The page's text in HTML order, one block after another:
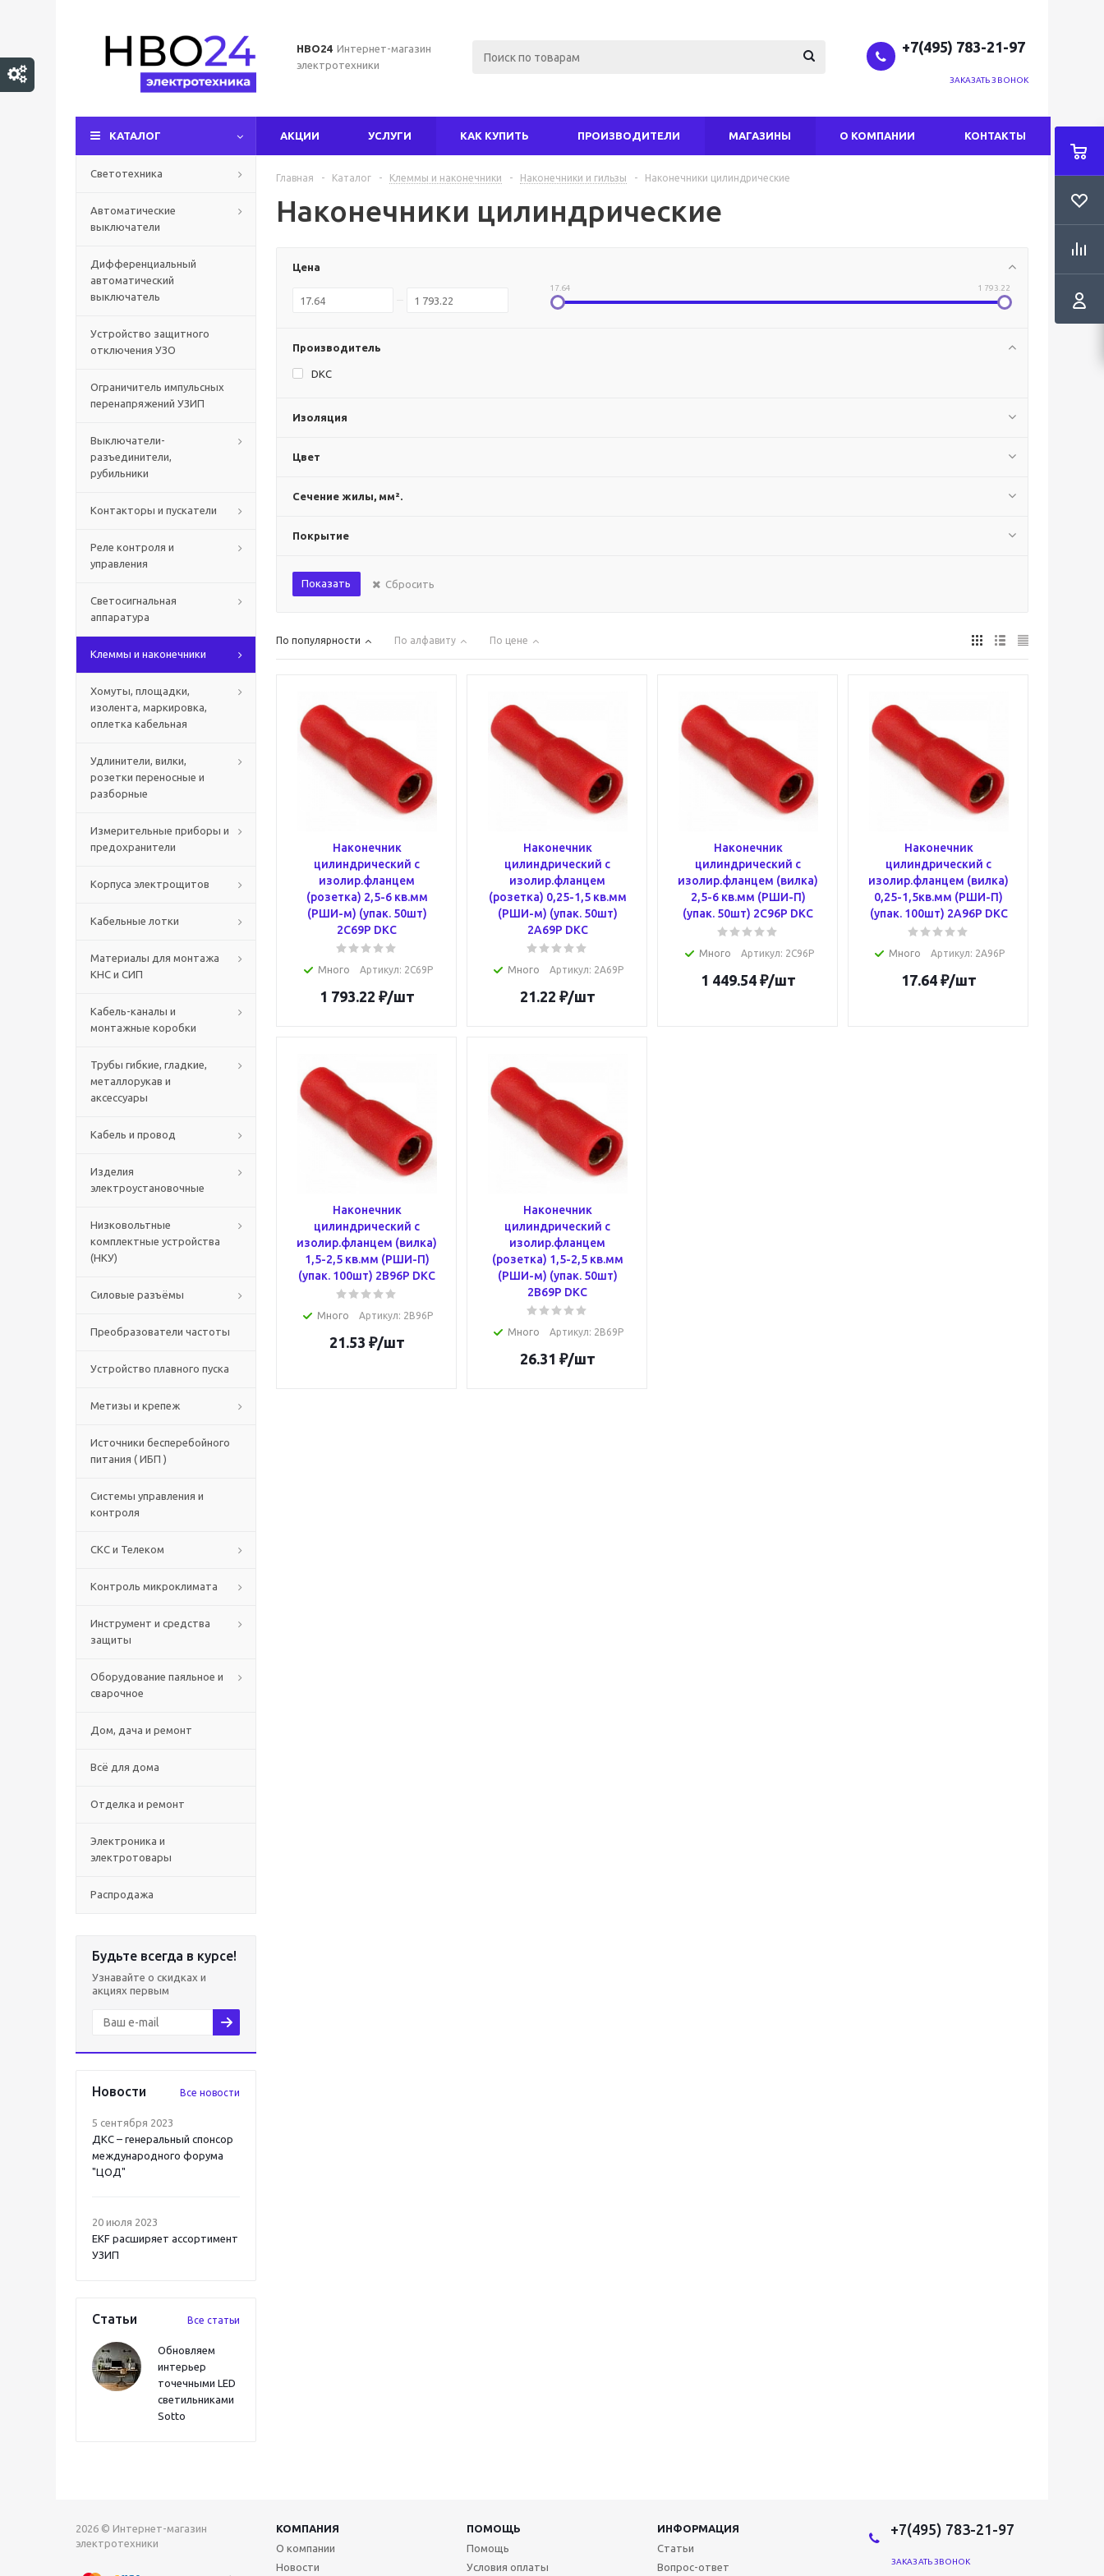
НВО24 Интернет-магазин
электротехники
+7(495) 783-21-97
ЗАКАЗАТЬ ЗВОНОК
КАТАЛОГ АКЦИИ УСЛУГИ КАК КУПИТЬ ПРОИЗВОДИТЕЛИ МАГАЗИНЫ О КОМПАНИИ КОНТАКТЫ
Светотехника
Автоматические
выключатели
Дифференциальный
автоматический
выключатель
Устройство защитного
отключения УЗО
Ограничитель импульсных
перенапряжений УЗИП
Выключатели-
разъединители,
рубильники
Контакторы и пускатели
Реле контроля и
управления
Светосигнальная
аппаратура
Клеммы и наконечники
Хомуты, площадки,
изолента, маркировка,
оплетка кабельная
Удлинители, вилки,
розетки переносные и
разборные
Измерительные приборы и
предохранители
Корпуса электрощитов
Кабельные лотки
Материалы для монтажа
КНС и СИП
Кабель-каналы и
монтажные коробки
Трубы гибкие, гладкие,
металлорукав и
аксессуары
Кабель и провод
Изделия
электроустановочные
Низковольтные
комплектные устройства
(НКУ)
Силовые разъёмы
Преобразователи частоты
Устройство плавного пуска
Метизы и крепеж
Источники бесперебойного
питания ( ИБП )
Системы управления и
контроля
СКС и Телеком
Контроль микроклимата
Инструмент и средства
защиты
Оборудование паяльное и
сварочное
Дом, дача и ремонт
Всё для дома
Отделка и ремонт
Электроника и
электротовары
Распродажа
Будьте всегда в курсе!
Узнавайте о скидках и
акциях первым
Новости Все новости
5 сентября 2023
ДКС – генеральный спонсор
международного форума
"ЦОД"
20 июля 2023
EKF расширяет ассортимент
УЗИП
Статьи Все статьи
Обновляем
интерьер
точечными LED
светильниками
Sotto
Главная - Каталог - Клеммы и наконечники - Наконечники и гильзы - Наконечники цилиндрические
Наконечники цилиндрические
Цена
17.64 1 793.22
Производитель
DKC
Изоляция
Цвет
Сечение жилы, мм².
Покрытие
Показать Сбросить
По популярности По алфавиту По цене
Наконечник
цилиндрический с
изолир.фланцем
(розетка) 2,5-6 кв.мм
(РШИ-м) (упак. 50шт)
2C69P DKC
Много Артикул: 2C69P
1 793.22 ₽/шт
Наконечник
цилиндрический с
изолир.фланцем
(розетка) 0,25-1,5 кв.мм
(РШИ-м) (упак. 50шт)
2A69P DKC
Много Артикул: 2A69P
21.22 ₽/шт
Наконечник
цилиндрический с
изолир.фланцем (вилка)
2,5-6 кв.мм (РШИ-П)
(упак. 50шт) 2C96P DKC
Много Артикул: 2C96P
1 449.54₽/шт
Наконечник
цилиндрический с
изолир.фланцем (вилка)
0,25-1,5кв.мм (РШИ-П)
(упак. 100шт) 2A96P DKC
Много Артикул: 2A96P
17.64₽/шт
Наконечник
цилиндрический с
изолир.фланцем (вилка)
1,5-2,5 кв.мм (РШИ-П)
(упак. 100шт) 2B96P DKC
Много Артикул: 2B96P
21.53 ₽/шт
Наконечник
цилиндрический с
изолир.фланцем
(розетка) 1,5-2,5 кв.мм
(РШИ-м) (упак. 50шт)
2B69P DKC
Много Артикул: 2B69P
26.31 ₽/шт
2026 © Интернет-магазин
электротехники
КОМПАНИЯ ПОМОЩЬ
ИНФОРМАЦИЯ
О компании
Новости
Помощь
Условия оплаты
Статьи
Вопрос-ответ
+7(495) 783-21-97
ЗАКАЗАТЬ ЗВОНОК